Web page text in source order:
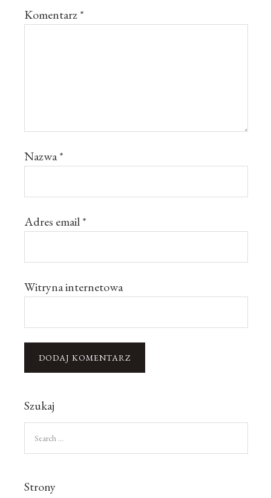
Komentarz*
Nazwa*
Adres email*
Witryna internetowa
Szukaj
Strony